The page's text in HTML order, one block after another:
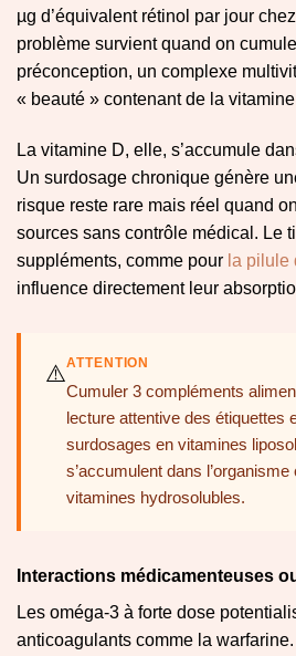
µg d’équivalent rétinol par jour
problème survient quand on
préconception, un complexe
« beauté » contenant de la
La vitamine D, elle, s’accumule
Un surdosage chronique génère
risque reste rare mais réel quand
sources sans contrôle médical. Le
suppléments, comme pour la pilule
influence directement leur
⚠️ATTENTION
Cumuler 3 compléments
lecture attentive des étiquettes
surdosages en vitamines
s’accumulent dans
vitamines hydrosolubles.
Interactions médicamenteuses
Les oméga-3 à forte dose
anticoagulants comme la